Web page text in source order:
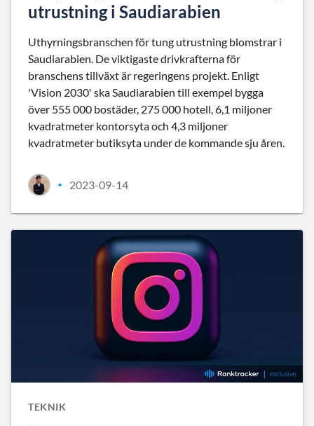
utrustning i Saudiarabien
Uthyrningsbranschen för tung utrustning blomstrar i
Saudiarabien. De viktigaste drivkrafterna för
branschens tillväxt är regeringens projekt. Enligt
'Vision 2030' ska Saudiarabien till exempel bygga
över 555 000 bostäder, 275 000 hotell, 6,1 miljoner
kvadratmeter kontorsyta och 4,3 miljoner
kvadratmeter butiksyta under de kommande sju åren.
• 2023-09-14
TEKNIK